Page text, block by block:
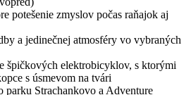
potešenie zmyslov počas raňajok aj
a jedinečnej atmosféry vo vybraných
špičkových elektrobicyklov, s ktorými
s úsmevom na tvári
Strachankovo a Adventure